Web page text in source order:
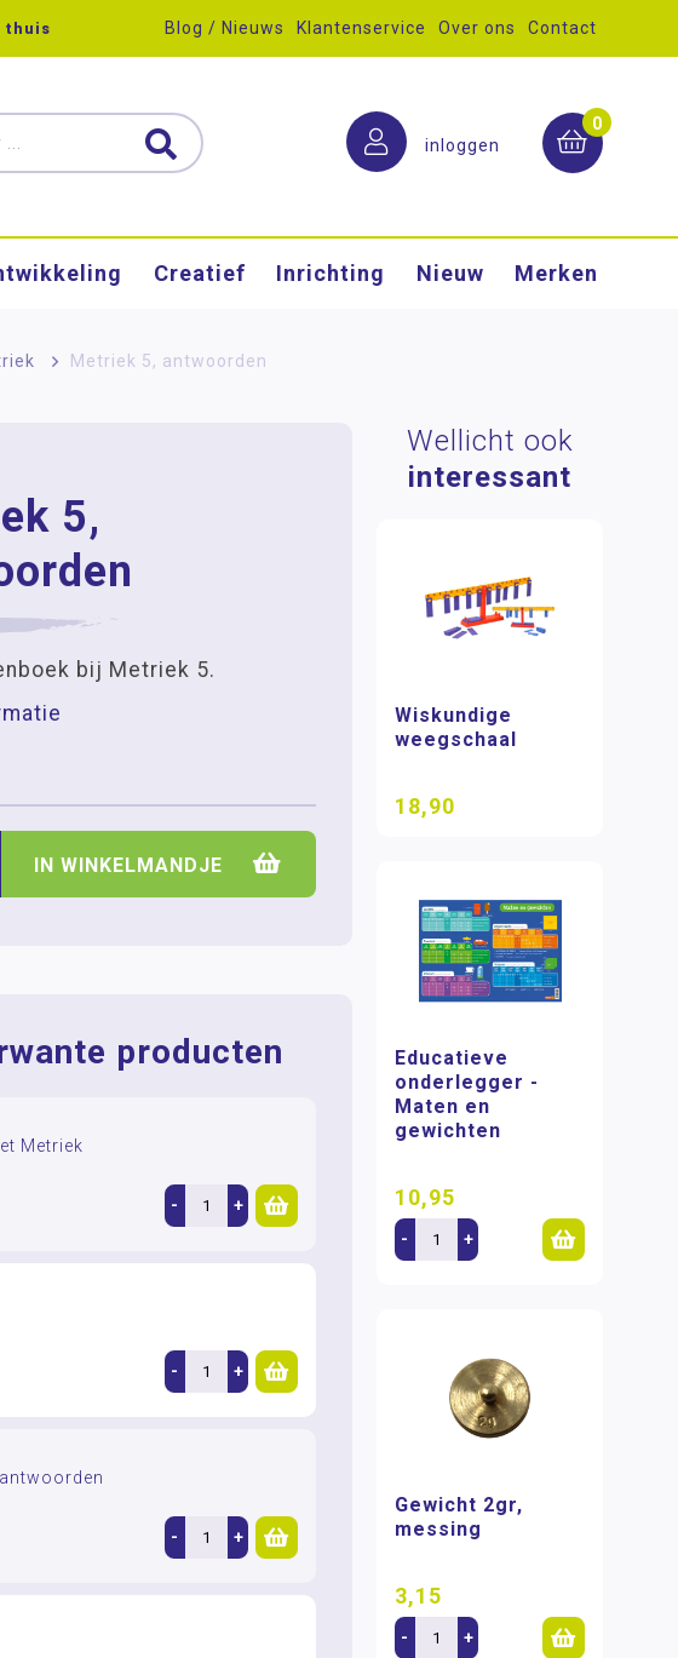
thuis Blog / Nieuws Klantenservice Over ons Contact
inloggen
0
Creatief Inrichting Nieuw Merken
> Metriek 5, antwoorden
5,
bij Metriek 5.
IN WINKELMANDJE
producten
Metriek
- +
- +
- +
Wellicht ook
interessant
Wiskundige
weegschaal
18,90
Educatieve
onderlegger -
Maten en
gewichten
10,95
- +
Gewicht 2gr,
messing
3,15
- +